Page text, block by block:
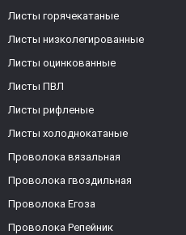
Листы горячекатаные
Листы низколегированные
Листы оцинкованные
Листы ПВЛ
Листы рифленые
Листы холоднокатаные
Проволока вязальная
Проволока гвоздильная
Проволока Егоза
Проволока Репейник